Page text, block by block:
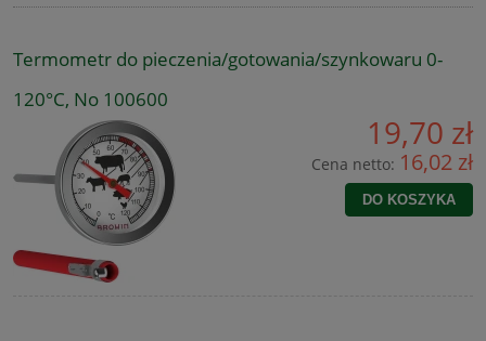
Termometr do pieczenia/gotowania/szynkowaru 0-
120°C, No 100600
19,70 zł
Cena netto: 16,02 zł
DO KOSZYKA